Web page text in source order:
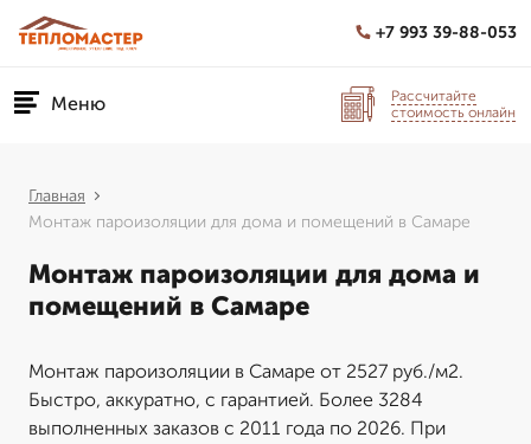
+7 993 39-88-053
Меню
Рассчитайте
стоимость онлайн
Главная
Монтаж пароизоляции для дома и помещений в Самаре
Монтаж пароизоляции для дома и
помещений в Самаре
Монтаж пароизоляции в Самаре от 2527 руб./м2.
Быстро, аккуратно, с гарантией. Более 3284
выполненных заказов с 2011 года по 2026. При